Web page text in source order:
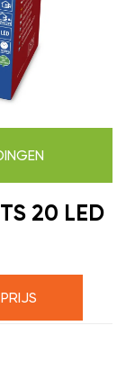
20 LED